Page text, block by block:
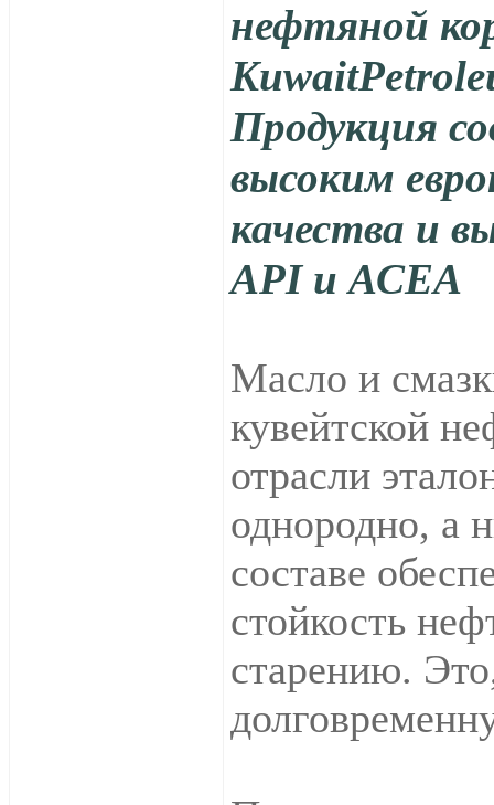
нефтяной
Продукция
высоким
качества и
API и АСЕА
Масло и
кувейтской
отрасли
однородно, а
составе
стойкость
старению.